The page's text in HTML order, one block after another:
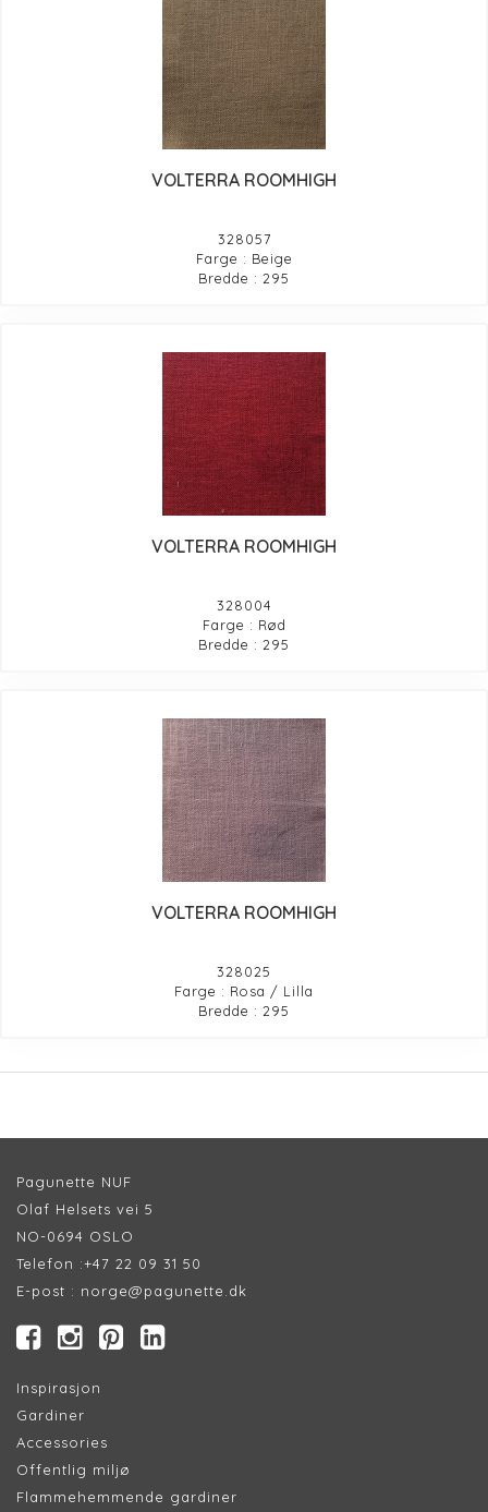
VOLTERRA ROOMHIGH
328057
Farge : Beige
Bredde : 295
VOLTERRA ROOMHIGH
328004
Farge : Rød
Bredde : 295
VOLTERRA ROOMHIGH
328025
Farge : Rosa / Lilla
Bredde : 295
Pagunette NUF
Olaf Helsets vei 5
NO-0694 OSLO
Telefon :+47 22 09 31 50
E-post : norge@pagunette.dk
Inspirasjon
Gardiner
Accessories
Offentlig miljø
Flammehemmende gardiner